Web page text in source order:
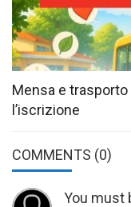
Mensa e
l’iscrizione
COMMENTS (0)
You must